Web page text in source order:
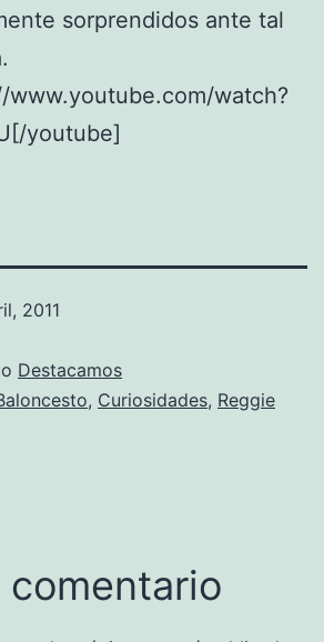
sorprendidos ante tal
watch?
youtube]
2011
Destacamos
, Curiosidades, Reggie
comentario